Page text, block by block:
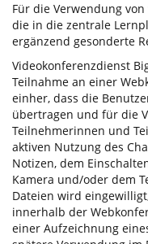
Für die Verwendung
die in die zentrale
ergänzend gesonderte
Videokonferenzdienst
Teilnahme an einer
einher, dass die
übertragen und für die
Teilnehmerinnen und
aktiven Nutzung des
Notizen, dem
Kamera und/oder dem
Dateien wird
innerhalb der
einer Aufzeichnung